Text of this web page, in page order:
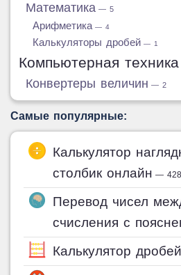
Математика — 5
Арифметика — 4
Калькуляторы дробей — 1
Компьютерная техника
Конвертеры величин — 2
Самые популярные:
Калькулятор
столбик онлайн —
Перевод чисел
счисления с
Калькулятор